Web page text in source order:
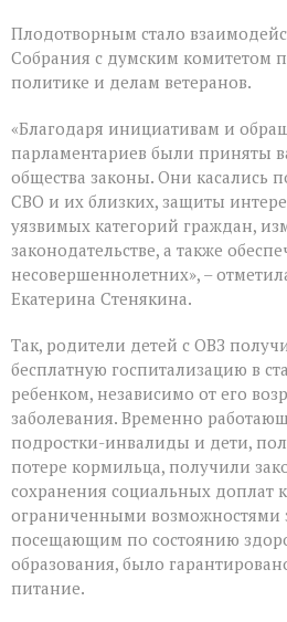
Плодотворным стало
Собрания с думским комитетом
политике и делам ветеранов.
«Благодаря инициативам и
парламентариев были приняты
общества законы. Они касались
СВО и их близких, защиты
уязвимых категорий граждан,
законодательстве, а также
несовершеннолетних», –
Екатерина Стенякина.
Так, родители детей с ОВЗ
бесплатную госпитализацию в
ребенком, независимо от его
заболевания. Временно
подростки-инвалиды и дети,
потере кормильца, получили
сохранения социальных доплат
ограниченными возможностями
посещающим по состоянию
образования, было
питание.